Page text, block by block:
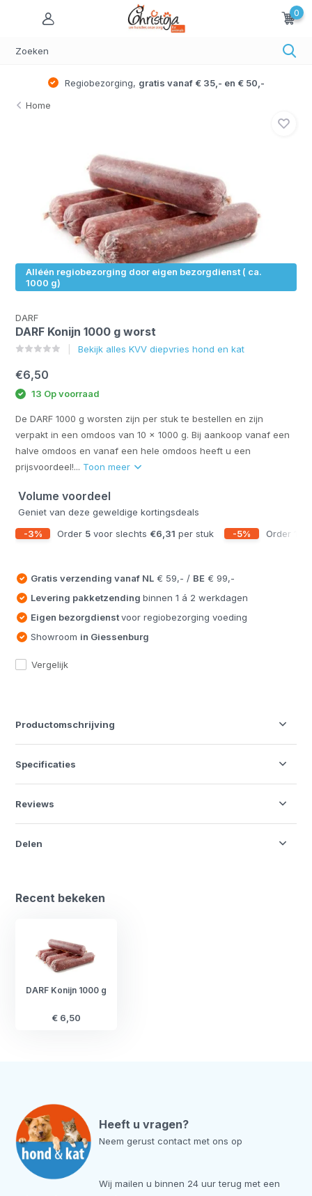
0
Regiobezorging, gratis vanaf € 35,- en € 50,-
Home
Alléén regiobezorging door eigen bezorgdienst ( ca.
1000 g)
DARF
DARF Konijn 1000 g worst
Bekijk alles KVV diepvries hond en kat
€6,50
13 Op voorraad
De DARF 1000 g worsten zijn per stuk te bestellen en zijn
verpakt in een omdoos van 10 x 1000 g. Bij aankoop vanaf een
halve omdoos en vanaf een hele omdoos heeft u een
prijsvoordeel!... Toon meer
Volume voordeel
Geniet van deze geweldige kortingsdeals
-3%
Order 5 voor slechts €6,31 per stuk -5% Order
Gratis verzending vanaf NL € 59,- / BE € 99,-
Levering pakketzendingbinnen 1 á 2 werkdagen
Eigen bezorgdienstvoor regiobezorging voeding
Showroom in Giessenburg
Vergelijk
Productomschrijving
Specificaties
Reviews
Delen
Recent bekeken
DARF Konijn 1000 g
€ 6,50
Heeft u vragen?
Neem gerust contact met ons op
Wij mailen u binnen 24 uur terug met een